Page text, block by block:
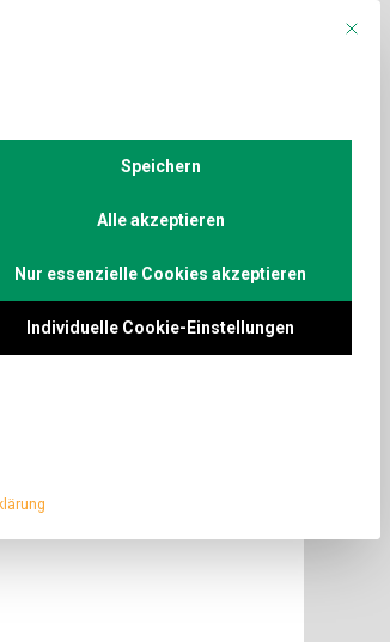
Mit
abgewählt werden.
Speichern
Alle akzeptieren
Nur essenzielle Cookies akzeptieren
Individuelle Cookie-Einstellungen